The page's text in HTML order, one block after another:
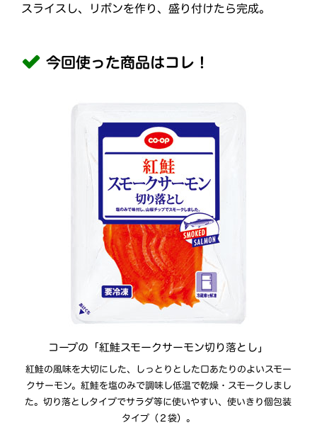
スライスし、リボンを作り、盛り付けたら完成。
今回使った商品はコレ！
コープの「紅鮭スモークサーモン切り落とし」
紅鮭の風味を大切にした、しっとりとした口あたりのよいスモー
クサーモン。紅鮭を塩のみで調味し低温で乾燥・スモークしまし
た。切り落としタイプでサラダ等に使いやすい、使いきり個包装
タイプ（２袋）。